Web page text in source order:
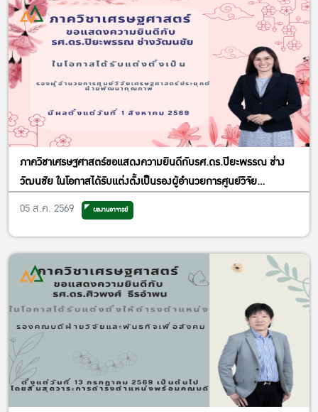
ภาควิชาเศรษฐศาสตร์ขอแสดงความยินดีกับรศ.ดร.ปิยะพรรณ ช่าง
วัฒนชัย ในโอกาสได้รับแต่งตั้งเป็นรองผู้อำนวยการศูนย์วิจัย
เศรษฐศาสตร์ประยุกต์ ฝ่ายพัฒนาคุณภาพ
05 ส.ค. 2569 ผลงานอาจารย์